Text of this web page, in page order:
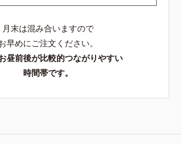
月末は混み合いますので
早めにご注文ください。
昼前後が比較的つながりやすい
時間帯です。